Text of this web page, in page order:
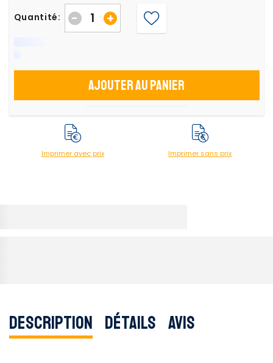
Quantité: +
-
Ajouter au panier
Imprimer avec prix Imprimer sans prix
Description Détails Avis